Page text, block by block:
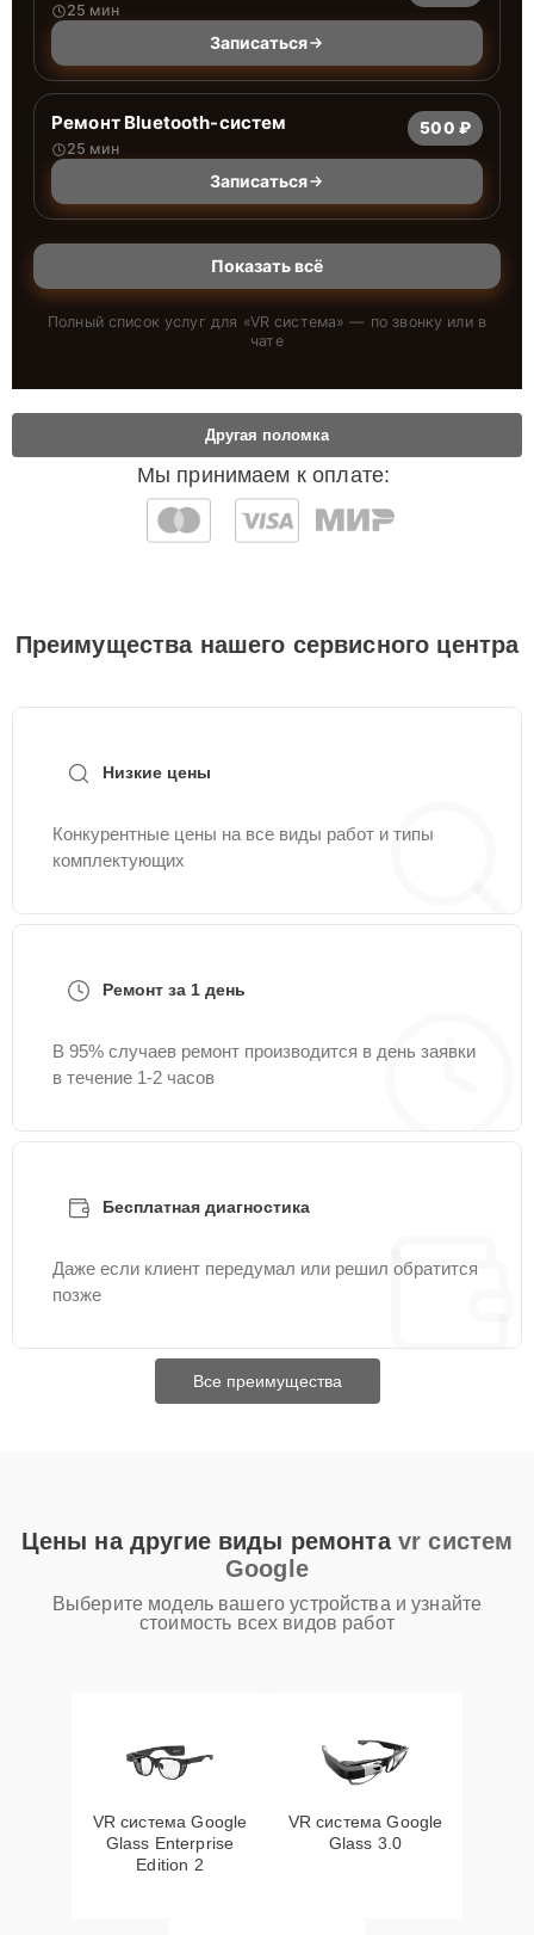
25 мин
Записаться
Ремонт Bluetooth-систем
25 мин
500 ₽
Записаться
Показать всё
Полный список услуг для «VR система» — по звонку или в
чате
Мы принимаем к оплате:
Другая поломка
Преимущества нашего сервисного центра
Низкие цены
Конкурентные цены на все виды работ и типы
комплектующих
Ремонт за 1 день
В 95% случаев ремонт производится в день заявки
в течение 1-2 часов
Бесплатная диагностика
Даже если клиент передумал или решил обратится
позже
Все преимущества
Цены на другие виды ремонта vr систем
Google
Выберите модель вашего устройства и узнайте
стоимость всех видов работ
VR система Google
Glass Enterprise
Edition 2
VR система Google
Glass 3.0